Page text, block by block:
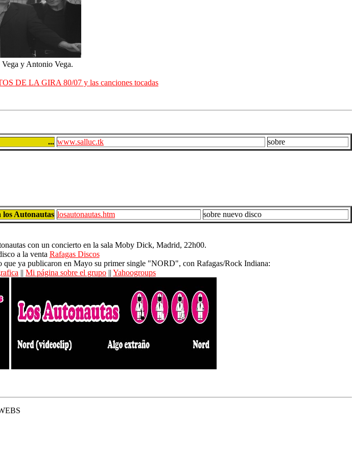
y Antonio Vega.
DE LA GIRA 80/07 y las canciones tocadas
... www.salluc.tk sobre
los Autonautas losautonautas.htm sobre nuevo disco
con un concierto en la sala Moby Dick, Madrid, 22h00.
a la venta Rafagas Discos
ya publicaron en Mayo su primer single "NORD", con Rafagas/Rock Indiana:
|| Mi página sobre el grupo || Yahoogroups